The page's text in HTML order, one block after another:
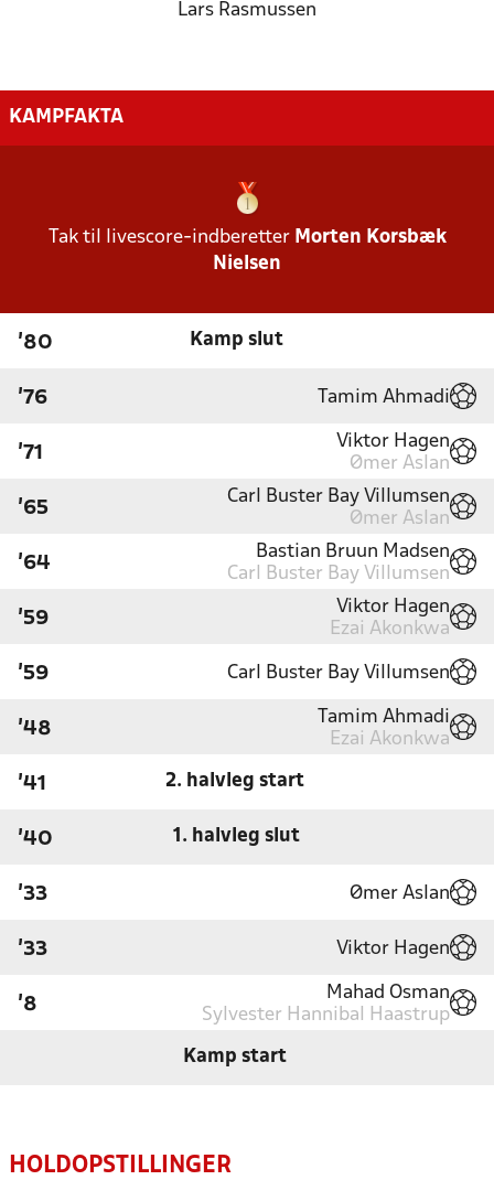
Lars Rasmussen
KAMPFAKTA
Tak til livescore-indberetter Morten Korsbæk
Nielsen
'80 Kamp slut
'76 Tamim Ahmadi
'71
Viktor Hagen
Ømer Aslan
'65
Carl Buster Bay Villumsen
Ømer Aslan
'64
Bastian Bruun Madsen
Carl Buster Bay Villumsen
'59
Viktor Hagen
Ezai Akonkwa
'59 Carl Buster Bay Villumsen
'48
Tamim Ahmadi
Ezai Akonkwa
'41 2. halvleg start
'40 1. halvleg slut
'33 Ømer Aslan
'33 Viktor Hagen
'8
Mahad Osman
Sylvester Hannibal Haastrup
Kamp start
HOLDOPSTILLINGER